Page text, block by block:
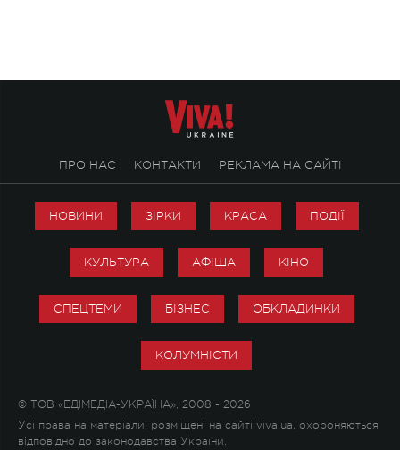
ПРО НАС КОНТАКТИ РЕКЛАМА НА САЙТІ
НОВИНИ ЗІРКИ КРАСА ПОДІЇ
КУЛЬТУРА АФІША КІНО
СПЕЦТЕМИ БІЗНЕС ОБКЛАДИНКИ
КОЛУМНІСТИ
© ТОВ «ЕДІМЕДІА-УКРАЇНА», 2008 - 2026
Усі права на матеріали, розміщені на сайті viva.ua, охороняються
відповідно до законодавства України.